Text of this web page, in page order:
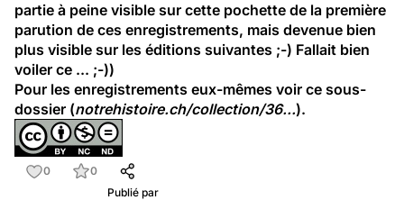
partie à peine visible sur cette pochette de la première
parution de ces enregistrements, mais devenue bien
plus visible sur les éditions suivantes ;-) Fallait bien
voiler ce ... ;-))
Pour les enregistrements eux-mêmes voir ce sous-
dossier (notrehistoire.ch/collection/36...).
0
0
Publié par